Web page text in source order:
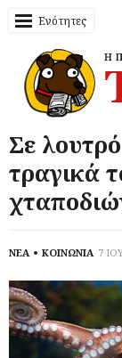
Ενότητες
Σε
τραγικά
ΝΕΑ ΚΟΙΝΩΝΙΑ 7